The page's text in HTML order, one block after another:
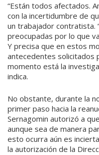
“Están todos afectados.
con la incertidumbre de
un trabajador contratista.
preocupadas por lo que
Y precisa que en estos
antecedentes solicitados
momento está la
indica.
No obstante, durante la
primer paso hacia la
Sernagomin autorizó a
aunque sea de manera
esto ocurra aún es
la autorización de la